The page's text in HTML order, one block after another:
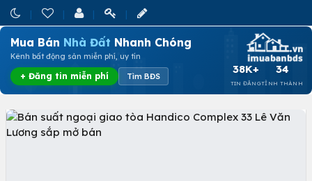
Mua Bán Nhà Đất Nhanh Chóng
Kênh bất động sản miễn phí, uy tín
+ Đăng tin miễn phí Tìm BĐS
38K+
TIN ĐĂNG
34
TỈNH THÀNH